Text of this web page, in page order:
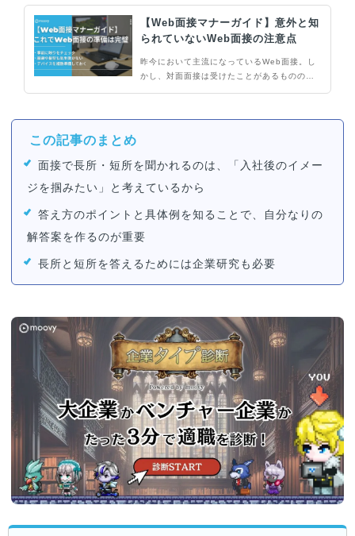
【Web面接マナーガイド】意外と知
られていないWeb面接の注意点
昨今において主流になっているWeb面接。し
かし、対面面接は受けたことがあるものの
Webだからこそ意識すべきマナーも多く存在
この記事のまとめ
面接で長所・短所を聞かれるのは、「入社後のイメー
ジを掴みたい」と考えているから
答え方のポイントと具体例を知ることで、自分なりの
解答案を作るのが重要
長所と短所を答えるためには企業研究も必要